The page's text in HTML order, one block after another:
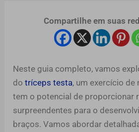
Compartilhe em suas
Neste guia completo, vamos
dotríceps testa, um exercício de
tem o potencial de proporcionar
surpreendentes para o
braços. Vamos abordar